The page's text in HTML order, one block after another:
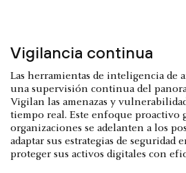
Vigilancia continua
Las herramientas de inteligencia de
una supervisión continua del
Vigilan las amenazas y
tiempo real. Este enfoque proactivo
organizaciones se adelanten a los
adaptar sus estrategias de seguridad
proteger sus activos digitales con